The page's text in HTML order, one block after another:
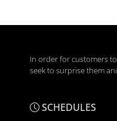
In order for customers
seek to surprise them
SCHEDULES